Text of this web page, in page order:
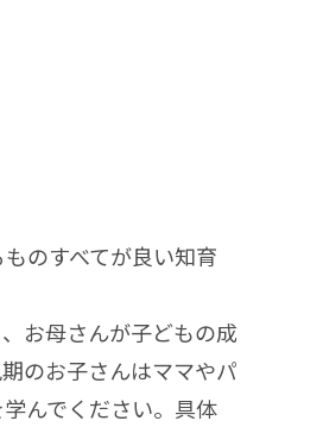
のすべてが良い知育
お母さんが子どもの成
のお子さんはママやパ
んでください。具体